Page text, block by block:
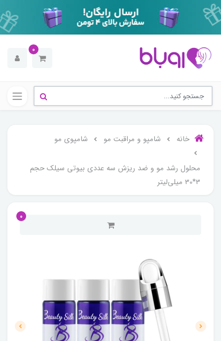
0
خانه شامپو و مراقبت مو شامپوی مو
محلول رشد مو و ضد ریزش سه عددی بیوتی سیلک حجم
3*30 میلی‌لیتر
0